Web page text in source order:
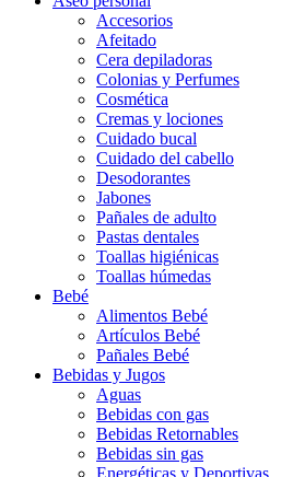
Accesorios
Afeitado
Cera depiladoras
Colonias y Perfumes
Cosmética
Cremas y lociones
Cuidado bucal
Cuidado del cabello
Desodorantes
Jabones
Pañales de adulto
Pastas dentales
Toallas higiénicas
Toallas húmedas
Bebé
Alimentos Bebé
Artículos Bebé
Pañales Bebé
Bebidas y Jugos
Aguas
Bebidas con gas
Bebidas Retornables
Bebidas sin gas
Energéticas y Deportivas